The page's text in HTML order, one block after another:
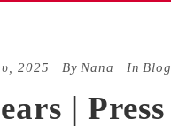
2025 By Nana In Blog
| Press